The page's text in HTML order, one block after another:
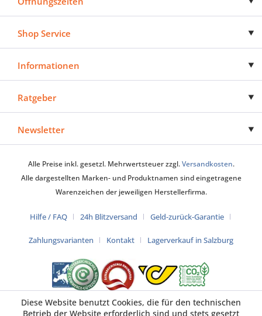
Shop Service
Informationen
Ratgeber
Newsletter
Alle Preise inkl. gesetzl. Mehrwertsteuer zzgl.Versandkosten.
Alle dargestellten Marken- und Produktnamen sind eingetragene
Warenzeichen der jeweiligen Herstellerfirma.
Hilfe / FAQ 24h Blitzversand Geld-zurück-Garantie
Zahlungsvarianten Kontakt Lagerverkauf in Salzburg
Diese Website benutzt Cookies, die für den technischen
Betrieb der Website erforderlich sind und stets gesetzt